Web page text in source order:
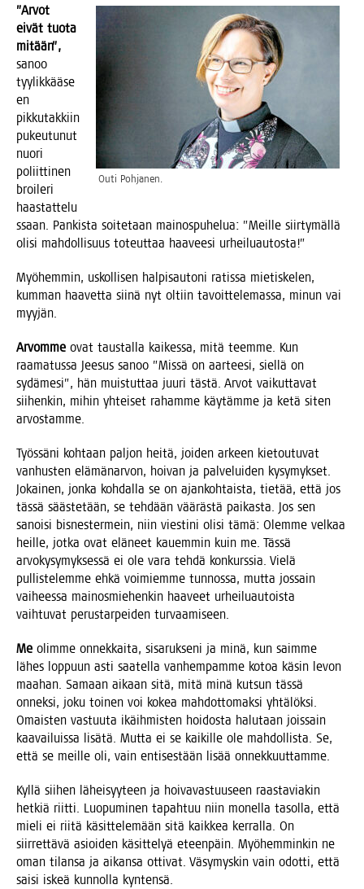
Outi Poh­ja­nen.
”Arvot
eivät tuo­ta
mitään”,
sanoo
tyy­lik­kää­se
en
pik­ku­tak­kiin
pukeu­tu­nut
nuo­ri
poliit­ti­nen
broi­le­ri
haas­tat­te­lu
s­saan. Pan­kis­ta soi­te­taan mai­nos­pu­he­lua: ”Meil­le siir­ty­mäl­lä
oli­si mah­dol­li­suus toteut­taa haa­vee­si urheiluautosta!”
Myö­hem­min, uskol­li­sen hal­pi­sau­to­ni ratis­sa mie­tis­ke­len,
kum­man haa­vet­ta sii­nä nyt oltiin tavoit­te­le­mas­sa, minun vai
myyjän.
Arvom­me ovat taus­tal­la kai­kes­sa, mitä teem­me. Kun
raa­ma­tus­sa Jee­sus sanoo ”Mis­sä on aar­tee­si, siel­lä on
sydä­me­si”, hän muis­tut­taa juu­ri täs­tä. Arvot vai­kut­ta­vat
sii­hen­kin, mihin yhtei­set raham­me käy­täm­me ja ketä siten
arvostamme.
Työs­sä­ni koh­taan pal­jon hei­tä, joi­den arkeen kie­tou­tu­vat
van­hus­ten elä­mä­nar­von, hoi­van ja pal­ve­lui­den kysy­myk­set.
Jokai­nen, jon­ka koh­dal­la se on ajan­koh­tais­ta, tie­tää, että jos
täs­sä sääs­te­tään, se teh­dään vää­räs­tä pai­kas­ta. Jos sen
sanoi­si bis­nes­ter­mein, niin vies­ti­ni oli­si tämä: Olem­me vel­kaa
heil­le, jot­ka ovat elä­neet kau­em­min kuin me. Täs­sä
arvo­ky­sy­myk­ses­sä ei ole vara teh­dä kon­kurs­sia. Vie­lä
pul­lis­te­lem­me ehkä voi­miem­me tun­nos­sa, mut­ta jos­sain
vai­hees­sa mai­nos­mie­hen­kin haa­veet urhei­luau­tois­ta
vaih­tu­vat perus­tar­pei­den turvaamiseen.
Me olim­me onnek­kai­ta, sisa­ruk­se­ni ja minä, kun saim­me
lähes lop­puun asti saa­tel­la van­hem­pam­me kotoa käsin levon
maa­han. Samaan aikaan sitä, mitä minä kut­sun täs­sä
onnek­si, joku toi­nen voi kokea mah­dot­to­mak­si yhtä­lök­si.
Omais­ten vas­tuu­ta ikäih­mis­ten hoi­dos­ta halu­taan jois­sain
kaa­vai­luis­sa lisä­tä. Mut­ta ei se kai­kil­le ole mah­dol­lis­ta. Se,
että se meil­le oli, vain enti­ses­tään lisää onnekkuuttamme.
Kyl­lä sii­hen lähei­syy­teen ja hoi­va­vas­tuuseen raas­ta­via­kin
het­kiä riit­ti. Luo­pu­mi­nen tapah­tuu niin monel­la tasol­la, että
mie­li ei rii­tä käsit­te­le­mään sitä kaik­kea ker­ral­la. On
siir­ret­tä­vä asioi­den käsit­te­lyä eteen­päin. Myö­hem­min­kin ne
oman tilan­sa ja aikan­sa otti­vat. Väsy­mys­kin vain odot­ti, että
sai­si iskeä kun­nol­la kyntensä.